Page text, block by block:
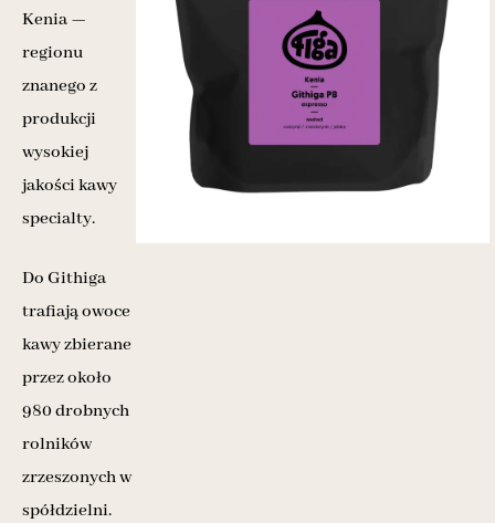
Kenia —
regionu
znanego z
produkcji
wysokiej
jakości kawy
specialty.
Do Githiga
trafiają owoce
kawy zbierane
przez około
980 drobnych
rolników
zrzeszonych w
spółdzielni.